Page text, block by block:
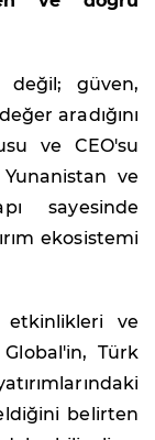
değil; güven,
aradığını
ve CEO'su
ve
sayesinde
ekosistemi
etkinlikleri ve
Türk
belirten